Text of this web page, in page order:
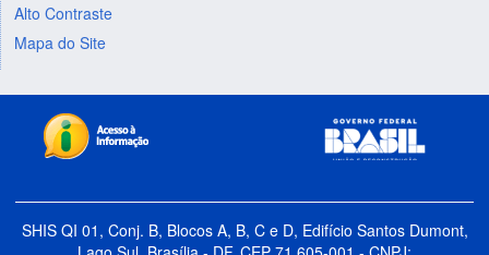
Alto Contraste
Mapa do Site
SHIS QI 01, Conj. B, Blocos A, B, C e D, Edifício Santos Dumont,